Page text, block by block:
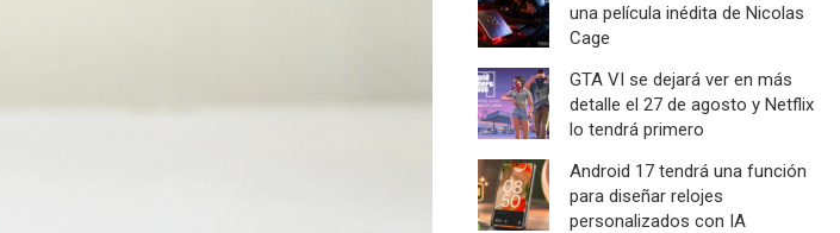
una película inédita de Nicolas
Cage
GTA VI se dejará ver en más
detalle el 27 de agosto y Netflix
lo tendrá primero
Android 17 tendrá una función
para diseñar relojes
personalizados con IA